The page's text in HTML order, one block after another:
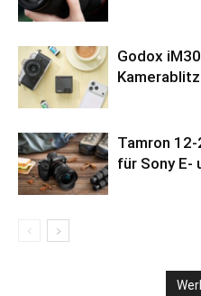
Godox
Kamerablitz
Tamron
für Sony E-